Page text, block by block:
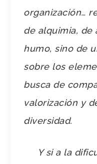
organización…
de alquimia, de
humo, sino de
sobre los
busca de
valorización y
diversidad.
Y si a la